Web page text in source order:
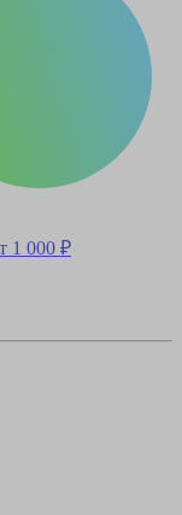
1 000 ₽